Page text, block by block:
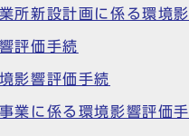
新設計画に係る環境
評価手続
影響評価手続
業に係る環境影響評価